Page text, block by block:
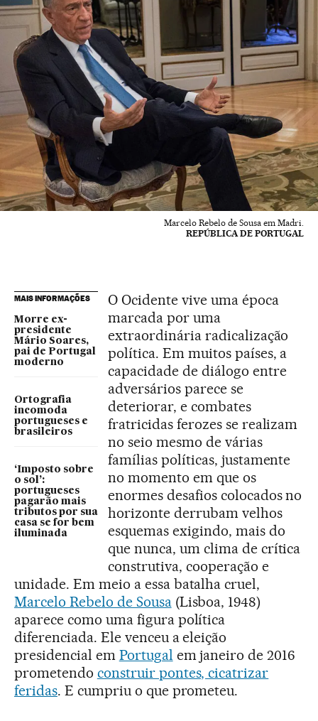
Marcelo Rebelo de Sousa em Madri.
REPÚBLICA DE PORTUGAL
MAIS INFORMAÇÕES
Morre ex-
presidente
Mário Soares,
pai de Portugal
moderno
Ortografia
incomoda
portugueses e
brasileiros
‘Imposto sobre
o sol’:
portugueses
pagarão mais
tributos por sua
casa se for bem
iluminada
O Ocidente vive uma época
marcada por uma
extraordinária radicalização
política. Em muitos países, a
capacidade de diálogo entre
adversários parece se
deteriorar, e combates
fratricidas ferozes se realizam
no seio mesmo de várias
famílias políticas, justamente
no momento em que os
enormes desafios colocados no
horizonte derrubam velhos
esquemas exigindo, mais do
que nunca, um clima de crítica
construtiva, cooperação e
unidade. Em meio a essa batalha cruel,
Marcelo Rebelo de Sousa(Lisboa, 1948)
aparece como uma figura política
diferenciada. Ele venceu a eleição
presidencial em Portugal em janeiro de 2016
prometendo construir pontes, cicatrizar
feridas. E cumpriu o que prometeu.